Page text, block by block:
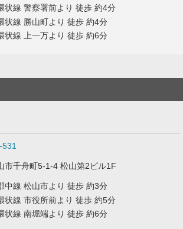
状線 警察署前より 徒歩 約4分
状線 勝山町より 徒歩 約4分
状線 上一万より 徒歩 約6分
市千舟町5-1-4 松山第2ビル1F
中線 松山市より 徒歩 約3分
状線 市役所前より 徒歩 約5分
状線 南堀端より 徒歩 約6分